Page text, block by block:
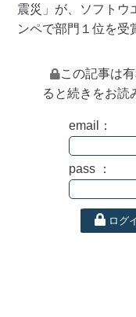
震災」が、ソフトウ
ンペで部門１位を受
この記事は
ると続きをお読
email：
pass ：
ログ